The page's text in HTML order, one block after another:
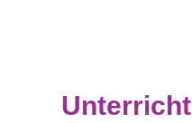
Unterricht